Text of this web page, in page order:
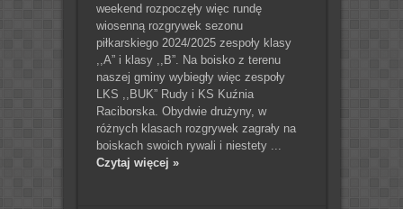
weekend rozpoczęły więc rundę
wiosenną rozgrywek sezonu
piłkarskiego 2024/2025 zespoły klasy
,,A” i klasy ,,B”. Na boisko z terenu
naszej gminy wybiegły więc zespoły
LKS ,,BUK” Rudy i KS Kuźnia
Raciborska. Obydwie drużyny, w
różnych klasach rozgrywek zagrały na
boiskach swoich rywali i niestety ...
Czytaj więcej »